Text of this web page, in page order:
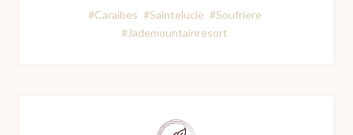
#Caraibes #Saintelucie #Soufriere
#Jademountainresort